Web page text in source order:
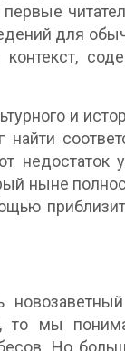
для
и
найти
ныне
то мы
Но